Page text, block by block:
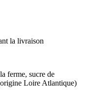
la livraison
ferme, sucre de
Loire Atlantique)